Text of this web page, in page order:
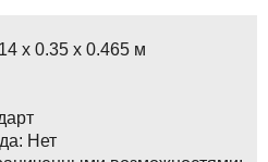
x 0.35 x 0.465 м
Нет